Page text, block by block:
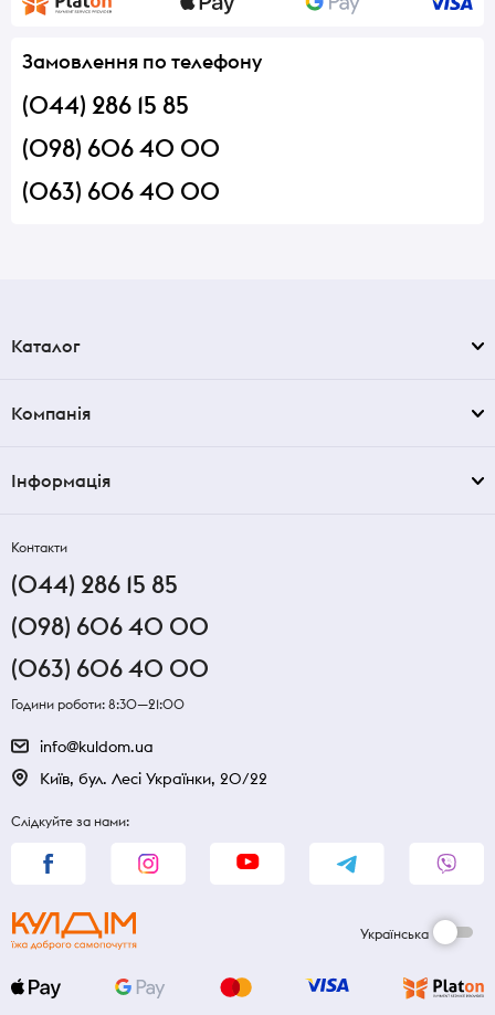
Замовлення по телефону
(044) 286 15 85
(098) 606 40 00
(063) 606 40 00
Каталог
Компанія
Інформація
Контакти
(044) 286 15 85
(098) 606 40 00
(063) 606 40 00
Години роботи: 8:30—21:00
info@kuldom.ua
Київ, бул. Лесі Українки, 20/22
Слідкуйте за нами:
Українська